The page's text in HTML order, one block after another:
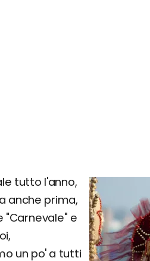
tutto l'anno,
anche prima,
"Carnevale" e
un po' a tutti